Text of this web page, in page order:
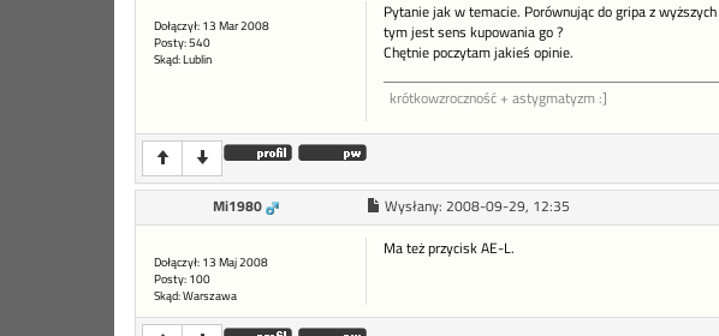
Dołączył: 13 Mar 2008
Posty: 540
Skąd: Lublin
Pytanie jak w temacie. Porównując do gripa z
tym jest sens kupowania go ?
Chętnie poczytam jakieś opinie.
krótkowzroczność + astygmatyzm :]
Mi1980 Wysłany: 2008-09-29, 12:35
Dołączył: 13 Maj 2008
Posty: 100
Skąd: Warszawa
Ma też przycisk AE-L.